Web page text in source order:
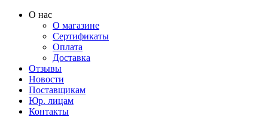
Перейти
содержимому
О нас
О магазине
Сертификаты
Оплата
Доставка
Отзывы
Новости
Поставщикам
Юр. лицам
Контакты